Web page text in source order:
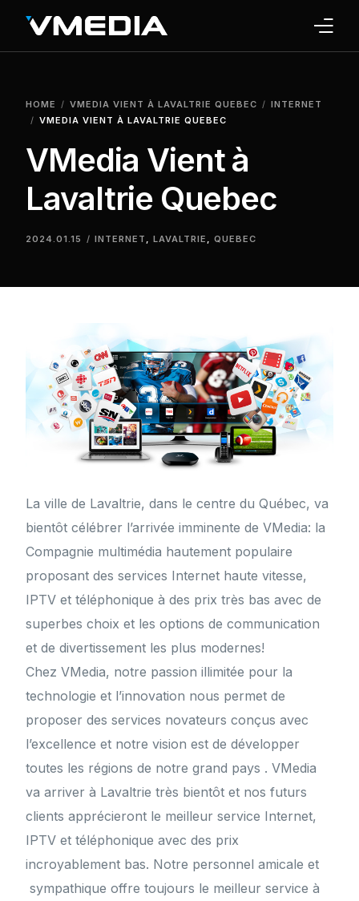
HOME VMEDIA VIENT À LAVALTRIE QUEBEC
INTERNET
VMEDIA VIENT À LAVALTRIE QUEBEC
VMedia Vient à
Lavaltrie Quebec
2024.01.15 INTERNET ,LAVALTRIE ,QUEBEC
La ville de Lavaltrie, dans le centre du Québec, va
bientôt célébrer l’arrivée imminente de VMedia: la
Compagnie multimédia hautement populaire
proposant des services Internet haute vitesse,
IPTV et téléphonique à des prix très bas avec de
superbes choix et les options de communication
et de divertissement les plus modernes!
Chez VMedia, notre passion illimitée pour la
technologie et l’innovation nous permet de
proposer des services novateurs conçus avec
l’excellence et notre vision est de développer
toutes les régions de notre grand pays . VMedia
va arriver à Lavaltrie très bientôt et nos futurs
clients apprécieront le meilleur service Internet,
IPTV et téléphonique avec des prix
incroyablement bas. Notre personnel amicale et
sympathique offre toujours le meilleur service à
TV
PHONE
HOME SECURITY
WHY US